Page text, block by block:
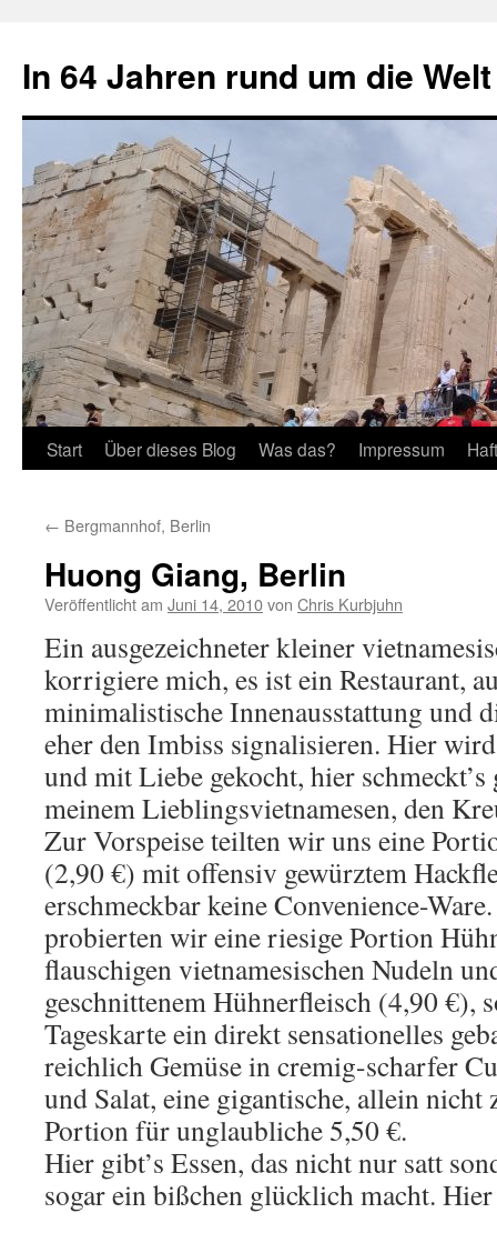
springen
In 64 Jahren rund um die Welt
Start Über dieses Blog Was das? Impressum
← Bergmannhof, Berlin
Huong Giang, Berlin
Veröffentlicht am Juni 14, 2010von Chris Kurbjuhn
Ein ausgezeichneter kleiner
korrigiere mich, es ist ein Restaurant,
minimalistische Innenausstattung und
eher den Imbiss signalisieren. Hier
und mit Liebe gekocht, hier
meinem Lieblingsvietnamesen, den
Zur Vorspeise teilten wir uns eine
(2,90 €) mit offensiv gewürztem
erschmeckbar keine Convenience-
probierten wir eine riesige Portion
flauschigen vietnamesischen Nudeln
geschnittenem Hühnerfleisch (4,90 €),
Tageskarte ein direkt sensationelles
reichlich Gemüse in cremig-scharfer
und Salat, eine gigantische, allein nicht
Portion für unglaubliche 5,50 €.
Hier gibt’s Essen, das nicht nur satt
sogar ein bißchen glücklich macht.